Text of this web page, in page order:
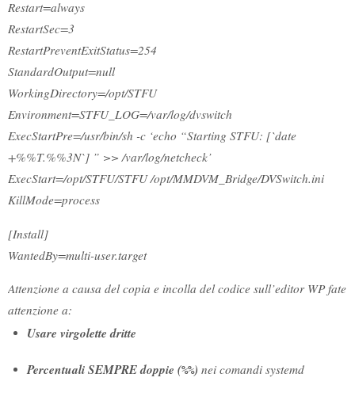
Restart=always
RestartSec=3
RestartPreventExitStatus=254
StandardOutput=null
WorkingDirectory=/opt/STFU
Environment=STFU_LOG=/var/log/dvswitch
ExecStartPre=/usr/bin/sh -c ‘echo “Starting STFU: [`date
+%%T.%%3N`] ” >> /var/log/netcheck’
ExecStart=/opt/STFU/STFU /opt/MMDVM_Bridge/DVSwitch.ini
KillMode=process
[Install]
WantedBy=multi-user.target
Attenzione a causa del copia e incolla del codice sull’editor WP fate
attenzione a:
Usare virgolette dritte
Percentuali SEMPRE doppie (%%) nei comandi systemd